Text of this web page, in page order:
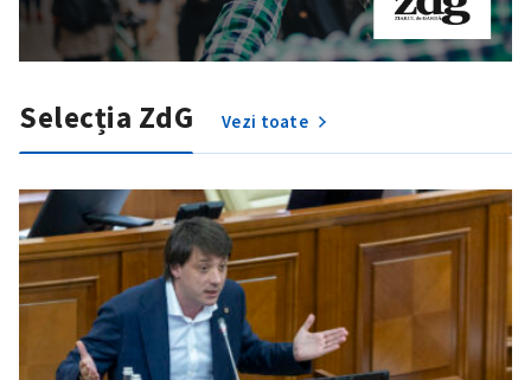
Selecția ZdG Vezi toate